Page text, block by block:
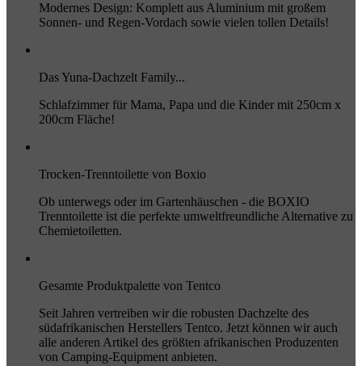
Modernes Design: Komplett aus Aluminium mit großem
Sonnen- und Regen-Vordach sowie vielen tollen Details!
Das Yuna-Dachzelt Family...
Schlafzimmer für Mama, Papa und die Kinder mit 250cm x
200cm Fläche!
Trocken-Trenntoilette von Boxio
Ob unterwegs oder im Gartenhäuschen - die BOXIO
Trenntoilette ist die perfekte umweltfreundliche Alternative zu
Chemietoiletten.
Gesamte Produktpalette von Tentco
Seit Jahren vertreiben wir die robusten Dachzelte des
südafrikanischen Herstellers Tentco. Jetzt können wir auch
alle anderen Artikel des größten afrikanischen Produzenten
von Camping-Equipment anbieten.